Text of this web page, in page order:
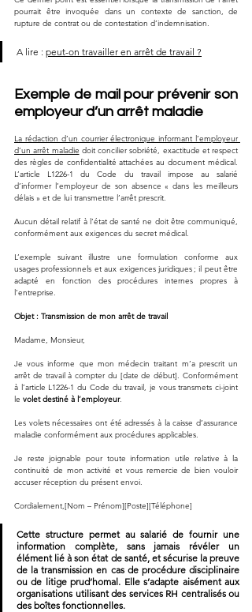
pourrait être invoquée dans un contexte de sanction, de
rupture de contrat ou de contestation d’indemnisation.
A lire : peut-on travailler en arrêt de travail ?
Exemple de mail pour prévenir son
employeur d’un arrêt maladie
La rédaction d’un courrier électronique informant l’employeur
d’un arrêt maladie doit concilier sobriété, exactitude et respect
des règles de confidentialité attachées au document médical.
L’article L1226-1 du Code du travail impose au salarié
d’informer l’employeur de son absence « dans les meilleurs
délais » et de lui transmettre l’arrêt prescrit.
Aucun détail relatif à l’état de santé ne doit être communiqué,
conformément aux exigences du secret médical.
L’exemple suivant illustre une formulation conforme aux
usages professionnels et aux exigences juridiques ; il peut être
adapté en fonction des procédures internes propres à
l’entreprise.
Objet : Transmission de mon arrêt de travail
Madame, Monsieur,
Je vous informe que mon médecin traitant m’a prescrit un
arrêt de travail à compter du [date de début]. Conformément
à l’article L1226-1 du Code du travail, je vous transmets ci-joint
le volet destiné à l’employeur.
Les volets nécessaires ont été adressés à la caisse d’assurance
maladie conformément aux procédures applicables.
Je reste joignable pour toute information utile relative à la
continuité de mon activité et vous remercie de bien vouloir
accuser réception du présent envoi.
Cordialement,[Nom – Prénom][Poste][Téléphone]
Cette structure permet au salarié de fournir une
information complète, sans jamais révéler un
élément lié à son état de santé, et sécurise la preuve
de la transmission en cas de procédure disciplinaire
ou de litige prud’homal. Elle s’adapte aisément aux
organisations utilisant des services RH centralisés ou
des boîtes fonctionnelles.